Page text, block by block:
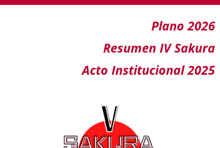
Plano 2026
Resumen IV Sakura
Acto Institucional 2025